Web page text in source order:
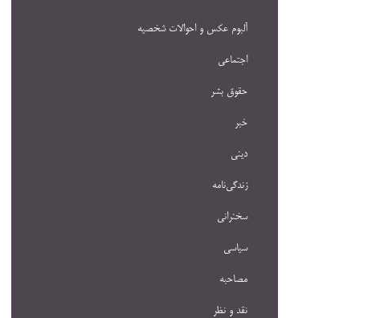
آلبوم عکس و احوالات شخصيه
اجتماعی
حقوق بشر
خبر
دینی
زندگی‌نامه
سخنرانی
سیاسی
مصاحبه
نقد و نظر